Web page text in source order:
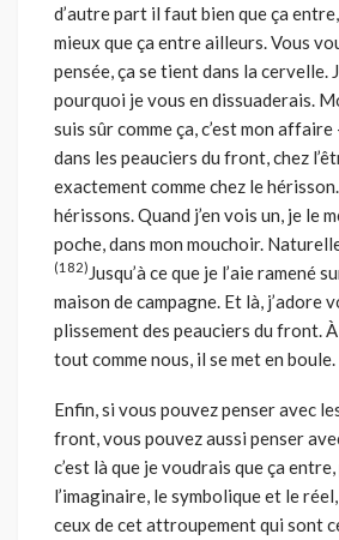
d’autre part il faut bien que ça
mieux que ça entre ailleurs. Vous
pensée, ça se tient dans la cervelle.
pourquoi je vous en dissuaderais.
suis sûr comme ça, c’est mon
dans les peauciers du front, chez
exactement comme chez le hérisson.
hérissons. Quand j’en vois un, je le
poche, dans mon mouchoir.
(182) Jusqu’à ce que je l’aie ramené
maison de campagne. Et là, j’adore
plissement des peauciers du front.
tout comme nous, il se met en boule.
Enfin, si vous pouvez penser avec
front, vous pouvez aussi penser
c’est là que je voudrais que ça
l’imaginaire, le symbolique et le
ceux de cet attroupement qui sont